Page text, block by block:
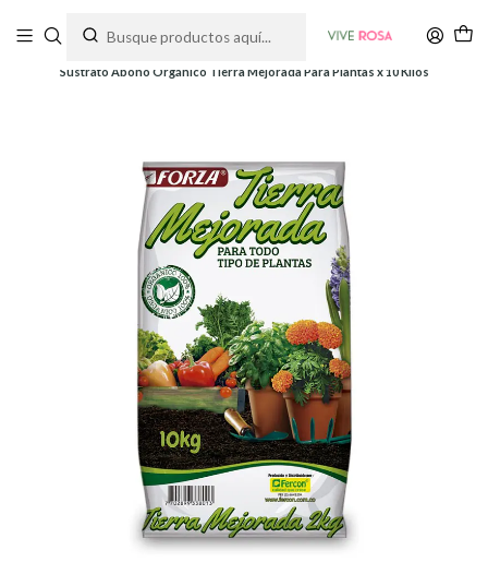
Sustrato Abono Orgánico Tierra Mejorada Para Plantas x 10 Kilos